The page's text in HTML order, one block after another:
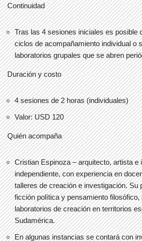
Continuidad
Tras las 4 sesiones iniciales es posible
ciclos de acompañamiento individual o
laboratorios grupales que se abren
Duración y costo
4 sesiones de 2 horas (individuales)
Valor: USD 120
Quién acompaña
Cristian Espinoza– arquitecto, artista e
independiente, con experiencia en
talleres de creación e investigación. Su
ficción política y pensamiento filosófico,
laboratorios de creación en territorios
Sudamérica.
En algunas instancias se contará con